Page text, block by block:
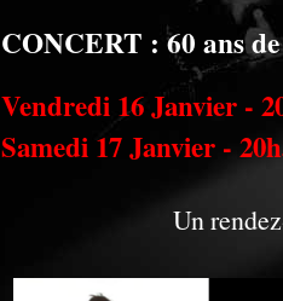
CONCERT : 60 ans
Vendredi 16 Janvier -
Samedi 17 Janvier -
Un